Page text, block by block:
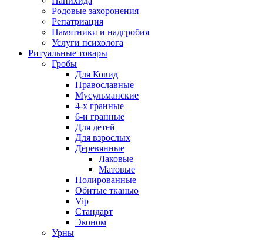
Родовые захоронения
Репатриация
Памятники и надгробия
Услуги психолога
Ритуальные товары
Гробы
Для Ковид
Православные
Мусульманские
4-х гранные
6-и гранные
Для детей
Для взрослых
Деревянные
Лаковые
Матовые
Полированные
Обитые тканью
Vip
Стандарт
Эконом
Урны